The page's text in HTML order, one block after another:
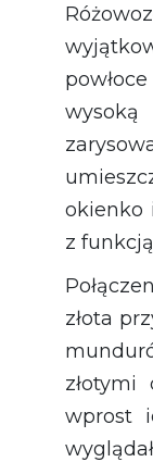
wysoką
okienko
z
złota
złotymi
wprost